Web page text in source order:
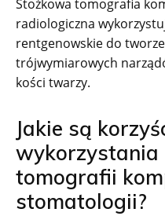
Stożkowa tomografia
radiologiczna
rentgenowskie do
trójwymiarowych
kości twarzy.
Jakie są
wykorzystania
tomografii
stomatologii?